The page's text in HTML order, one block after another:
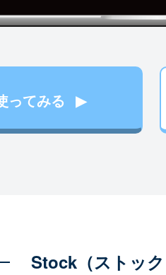
ってみる
Stock（ストッ